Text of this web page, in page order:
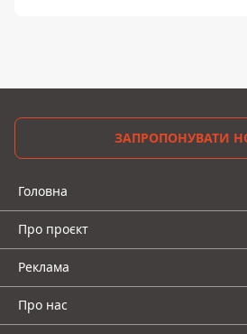
ЗАПРОПОНУВАТИ
Головна
Про проєкт
Реклама
Про нас